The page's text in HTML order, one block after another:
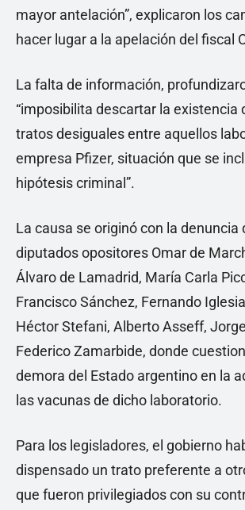
mayor antelación”, explicaron los
hacer lugar a la apelación del fiscal
La falta de información,
“imposibilita descartar la existencia
tratos desiguales entre aquellos
empresa Pfizer, situación que se
hipótesis criminal”.
La causa se originó con la denuncia
diputados opositores Omar de
Álvaro de Lamadrid, María Carla
Francisco Sánchez, Fernando
Héctor Stefani, Alberto Asseff,
Federico Zamarbide, donde
demora del Estado argentino en la
las vacunas de dicho laboratorio.
Para los legisladores, el gobierno
dispensado un trato preferente a
que fueron privilegiados con su